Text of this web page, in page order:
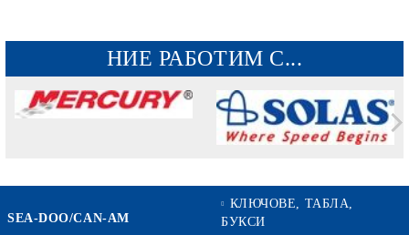
НИЕ РАБОТИМ С...
SEA-DOO/CAN-AM
КЛЮЧОВЕ, ТАБЛА,
БУКСИ